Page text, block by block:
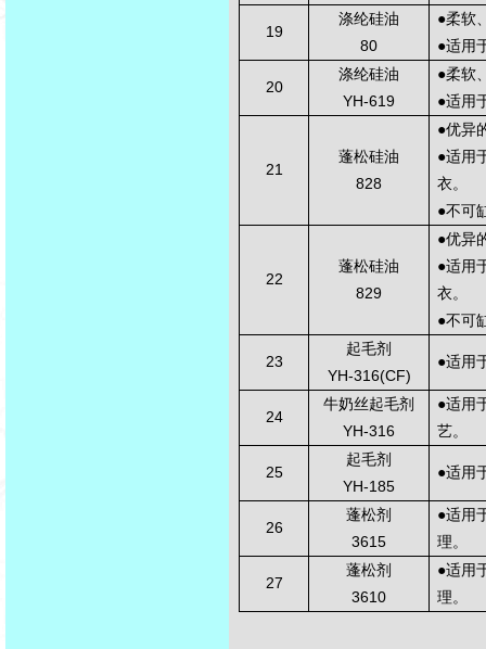
19
涤纶硅油 ●柔软
80
●适用
20
涤纶硅油 ●柔软
YH-619
●适用
21
蓬松硅油
828
●优异
●适用
衣。
●不可
22
蓬松硅油
829
●优异
●适用
衣。
●不可
23
起毛剂
●适用
YH-316(CF)
24
牛奶丝起毛剂 ●适用
艺。
YH-316
25
起毛剂
●适用
YH-185
26
蓬松剂 ●适用
理。
3615
27
蓬松剂 ●适用
理。
3610